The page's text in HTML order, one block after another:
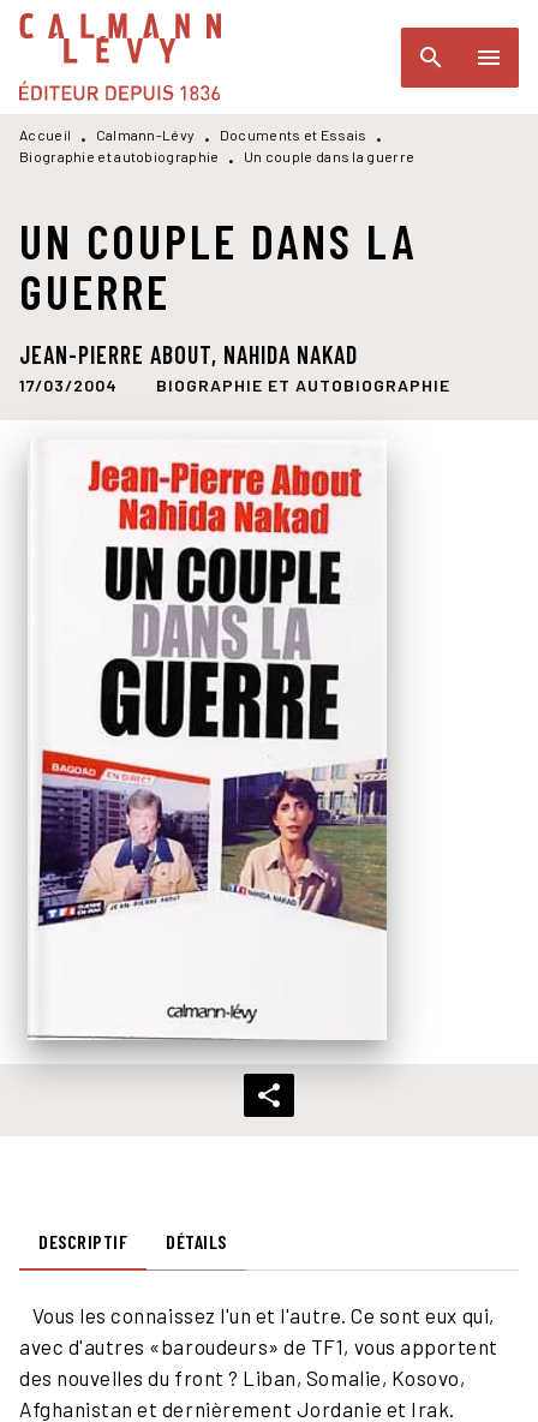
MENU RECHERCHE
PIED DE PAGE
search menu
Accueil • Calmann-Lévy • Documents et Essais
•
Biographie et autobiographie
• Un couple dans la guerre
UN COUPLE DANS LA
GUERRE
JEAN-PIERRE ABOUT, NAHIDA NAKAD
17/03/2004 BIOGRAPHIE ET AUTOBIOGRAPHIE
DESCRIPTIF DÉTAILS
Vous les connaissez l'un et l'autre. Ce sont eux qui,
avec d'autres «baroudeurs» de TF1, vous apportent
des nouvelles du front ? Liban, Somalie, Kosovo,
Afghanistan et dernièrement Jordanie et Irak.